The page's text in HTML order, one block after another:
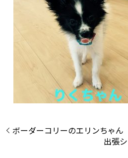
ボーダーコリーのエリンちゃん
出張